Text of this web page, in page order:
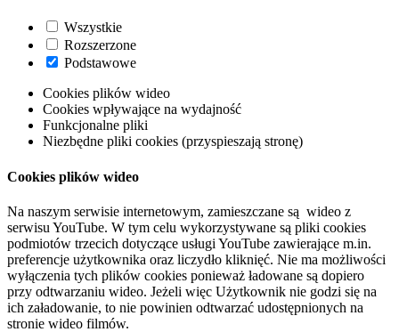
Wszystkie
Rozszerzone
Podstawowe
Cookies plików wideo
Cookies wpływające na wydajność
Funkcjonalne pliki
Niezbędne pliki cookies (przyspieszają stronę)
Cookies plików wideo
Na naszym serwisie internetowym, zamieszczane są wideo z
serwisu YouTube. W tym celu wykorzystywane są pliki cookies
podmiotów trzecich dotyczące usługi YouTube zawierające m.in.
preferencje użytkownika oraz liczydło kliknięć. Nie ma możliwości
wyłączenia tych plików cookies ponieważ ładowane są dopiero
przy odtwarzaniu wideo. Jeżeli więc Użytkownik nie godzi się na
ich załadowanie, to nie powinien odtwarzać udostępnionych na
stronie wideo filmów.